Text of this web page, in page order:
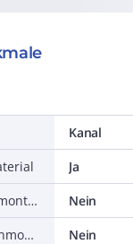
Kanal
Ja
Geeignet für Wandmontage
Nein
Geeignet für Deckenmontage
Nein